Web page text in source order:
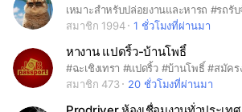
สมาชิก 1994
1 ชั่วโมงที่ผ่านมา
หางาน แปดริ้ว-บ้านโพธิ์
สมาชิก 473
20 ชั่วโมงที่ผ่านมา